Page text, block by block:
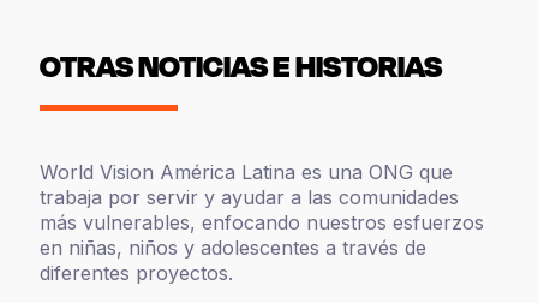
OTRAS NOTICIAS E HISTORIAS
World Vision América Latina es una ONG que
trabaja por servir y ayudar a las comunidades
más vulnerables, enfocando nuestros esfuerzos
en niñas, niños y adolescentes a través de
diferentes proyectos.